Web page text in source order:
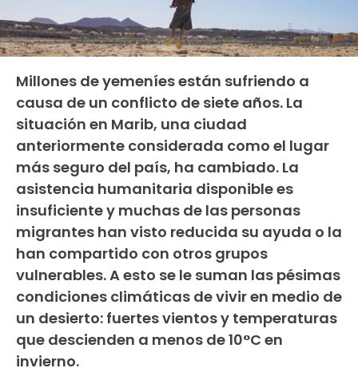
Millones de yemeníes están sufriendo a
causa de un conflicto de siete años. La
situación en Marib, una ciudad
anteriormente considerada como el lugar
más seguro del país, ha cambiado. La
asistencia humanitaria disponible es
insuficiente y muchas de las personas
migrantes han visto reducida su ayuda o la
han compartido con otros grupos
vulnerables. A esto se le suman las pésimas
condiciones climáticas de vivir en medio de
un desierto: fuertes vientos y temperaturas
que descienden a menos de 10°C en
invierno.